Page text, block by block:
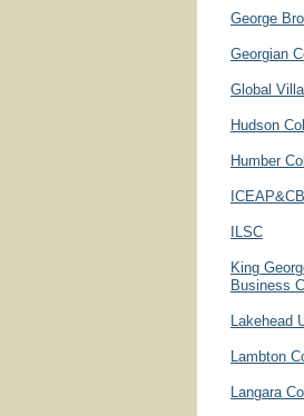
George
Georgian
Global
Hudson
Humber
ILSC
King
Business
Lakehead
Lambton
Langara